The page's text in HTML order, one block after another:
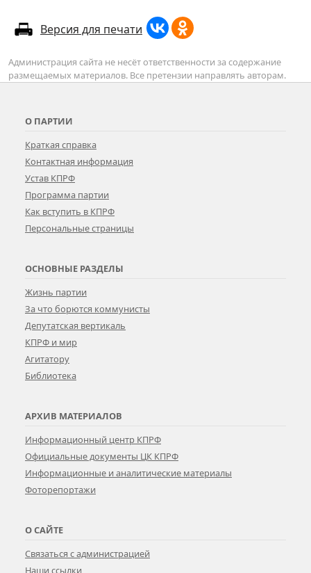
Версия для печати
Администрация сайта не несёт ответственности за содержание
размещаемых материалов. Все претензии направлять авторам.
О ПАРТИИ
Краткая справка
Контактная информация
Устав КПРФ
Программа партии
Как вступить в КПРФ
Персональные страницы
ОСНОВНЫЕ РАЗДЕЛЫ
Жизнь партии
За что борются коммунисты
Депутатская вертикаль
КПРФ и мир
Агитатору
Библиотека
АРХИВ МАТЕРИАЛОВ
Информационный центр КПРФ
Официальные документы ЦК КПРФ
Информационные и аналитические материалы
Фоторепортажи
О САЙТЕ
Связаться с администрацией
Наши ссылки